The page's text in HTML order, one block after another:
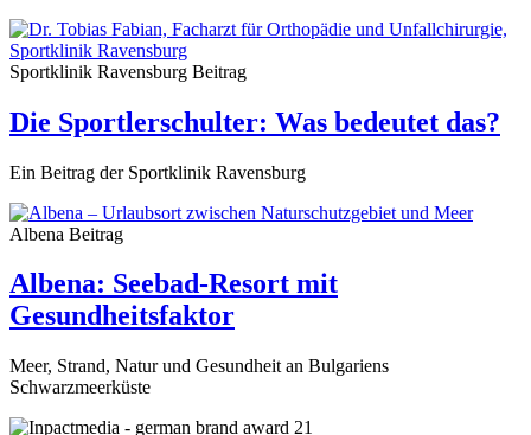
Sportklinik Ravensburg Beitrag
Die Sportlerschulter: Was bedeutet das?
Ein Beitrag der Sportklinik Ravensburg
Albena Beitrag
Albena: Seebad-Resort mit
Gesundheitsfaktor
Meer, Strand, Natur und Gesundheit an Bulgariens
Schwarzmeerküste